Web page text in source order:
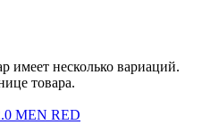
имеет несколько вариаций.
товара.